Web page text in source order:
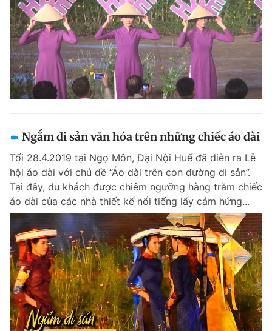
Ngắm di sản văn hóa trên những chiếc áo dài
Tối 28.4.2019 tại Ngọ Môn, Đại Nội Huế đã diễn ra Lễ
hội áo dài với chủ đề “Áo dài trên con đường di sản”.
Tại đây, du khách được chiêm ngưỡng hàng trăm chiếc
áo dài của các nhà thiết kế nổi tiếng lấy cảm hứng...